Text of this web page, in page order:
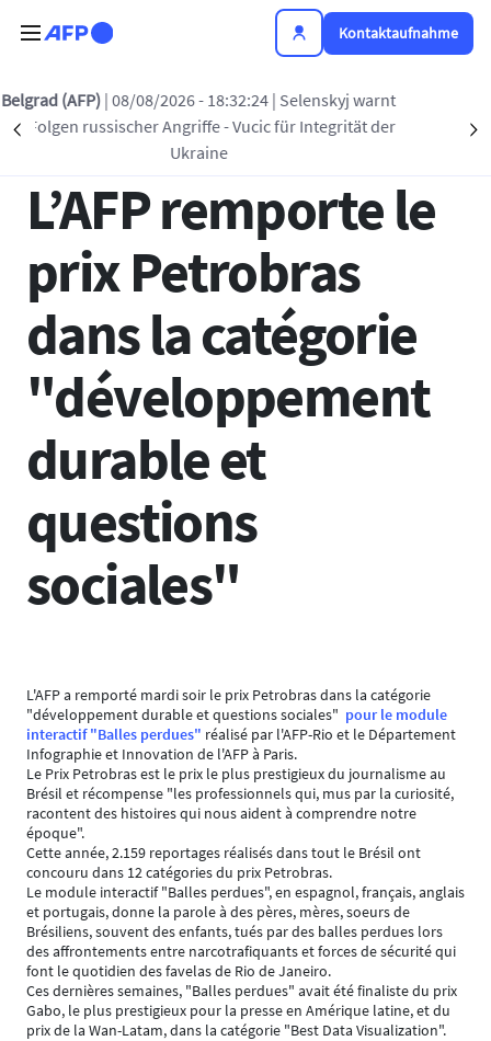
Kontaktaufnahme
Précédent
warnt
der
Sofia (AFP)| 08/08/2026 - 16:27:38
an der Grenze zwischen Rumänien und
Zurück zur Liste
28 NOV. 2018 - 18:22
L’AFP remporte le
prix Petrobras
dans la catégorie
"développement
durable et
questions
sociales"
L'AFP a remporté mardi soir le prix Petrobras dans la catégorie
"développement durable et questions sociales" pour le module
interactif "Balles perdues" réalisé par l'AFP-Rio et le Département
Infographie et Innovation de l'AFP à Paris.
Le Prix Petrobras est le prix le plus prestigieux du journalisme au
Brésil et récompense "les professionnels qui, mus par la curiosité,
racontent des histoires qui nous aident à comprendre notre
époque".
Cette année, 2.159 reportages réalisés dans tout le Brésil ont
concouru dans 12 catégories du prix Petrobras.
Le module interactif "Balles perdues", en espagnol, français, anglais
et portugais, donne la parole à des pères, mères, soeurs de
Brésiliens, souvent des enfants, tués par des balles perdues lors
des affrontements entre narcotrafiquants et forces de sécurité qui
font le quotidien des favelas de Rio de Janeiro.
Ces dernières semaines, "Balles perdues" avait été finaliste du prix
Gabo, le plus prestigieux pour la presse en Amérique latine, et du
prix de la Wan-Latam, dans la catégorie "Best Data Visualization".